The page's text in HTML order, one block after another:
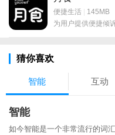
便捷生活 | 145MB
为用户提供便捷倾
猜你喜欢
智能 互动
智能
如今智能是一个非常流行的词